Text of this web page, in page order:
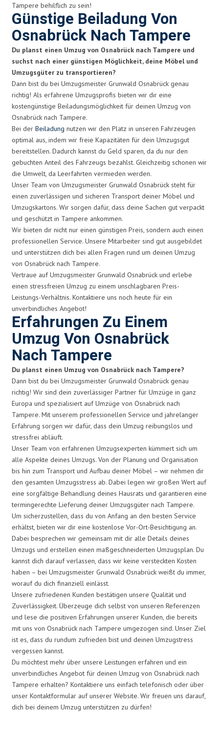
Tampere behilflich zu sein!
Günstige Beiladung Von
Osnabrück Nach Tampere
Du planst einen Umzug von Osnabrück nach Tampere und
suchst nach einer günstigen Möglichkeit, deine Möbel und
Umzugsgüter zu transportieren?
Dann bist du bei Umzugsmeister Grunwald Osnabrück genau
richtig! Als erfahrene Umzugsprofis bieten wir dir eine
kostengünstige Beiladungsmöglichkeit für deinen Umzug von
Osnabrück nach Tampere.
Bei der Beiladung nutzen wir den Platz in unseren Fahrzeugen
optimal aus, indem wir freie Kapazitäten für dein Umzugsgut
bereitstellen. Dadurch kannst du Geld sparen, da du nur den
gebuchten Anteil des Fahrzeugs bezahlst. Gleichzeitig schonen wir
die Umwelt, da Leerfahrten vermieden werden.
Unser Team von Umzugsmeister Grunwald Osnabrück steht für
einen zuverlässigen und sicheren Transport deiner Möbel und
Umzugskartons. Wir sorgen dafür, dass deine Sachen gut verpackt
und geschützt in Tampere ankommen.
Wir bieten dir nicht nur einen günstigen Preis, sondern auch einen
professionellen Service. Unsere Mitarbeiter sind gut ausgebildet
und unterstützen dich bei allen Fragen rund um deinen Umzug
von Osnabrück nach Tampere.
Vertraue auf Umzugsmeister Grunwald Osnabrück und erlebe
einen stressfreien Umzug zu einem unschlagbaren Preis-
Leistungs-Verhältnis. Kontaktiere uns noch heute für ein
unverbindliches Angebot!
Erfahrungen Zu Einem
Umzug Von Osnabrück
Nach Tampere
Du planst einen Umzug von Osnabrück nach Tampere?
Dann bist du bei Umzugsmeister Grunwald Osnabrück genau
richtig! Wir sind dein zuverlässiger Partner für Umzüge in ganz
Europa und spezialisiert auf Umzüge von Osnabrück nach
Tampere. Mit unserem professionellen Service und jahrelanger
Erfahrung sorgen wir dafür, dass dein Umzug reibungslos und
stressfrei abläuft.
Unser Team von erfahrenen Umzugsexperten kümmert sich um
alle Aspekte deines Umzugs. Von der Planung und Organisation
bis hin zum Transport und Aufbau deiner Möbel – wir nehmen dir
den gesamten Umzugsstress ab. Dabei legen wir großen Wert auf
eine sorgfältige Behandlung deines Hausrats und garantieren eine
termingerechte Lieferung deiner Umzugsgüter nach Tampere.
Um sicherzustellen, dass du von Anfang an den besten Service
erhältst, bieten wir dir eine kostenlose Vor-Ort-Besichtigung an.
Dabei besprechen wir gemeinsam mit dir alle Details deines
Umzugs und erstellen einen maßgeschneiderten Umzugsplan. Du
kannst dich darauf verlassen, dass wir keine versteckten Kosten
haben – bei Umzugsmeister Grunwald Osnabrück weißt du immer,
worauf du dich finanziell einlässt.
Unsere zufriedenen Kunden bestätigen unsere Qualität und
Zuverlässigkeit. Überzeuge dich selbst von unseren Referenzen
und lese die positiven Erfahrungen unserer Kunden, die bereits
mit uns von Osnabrück nach Tampere umgezogen sind. Unser Ziel
ist es, dass du rundum zufrieden bist und deinen Umzugstress
vergessen kannst.
Du möchtest mehr über unsere Leistungen erfahren und ein
unverbindliches Angebot für deinen Umzug von Osnabrück nach
Tampere erhalten? Kontaktiere uns einfach telefonisch oder über
unser Kontaktformular auf unserer Website. Wir freuen uns darauf,
dich bei deinem Umzug unterstützen zu dürfen!